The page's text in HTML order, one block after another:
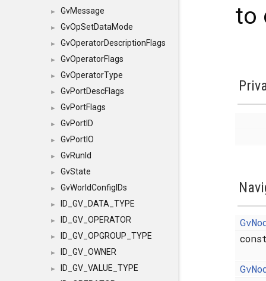
► GvMessage
► GvOpSetDataMode
► GvOperatorDescriptionFlags
► GvOperatorFlags
► GvOperatorType
► GvPortDescFlags
► GvPortFlags
► GvPortID
► GvPortIO
► GvRunId
► GvState
► GvWorldConfigIDs
► ID_GV_DATA_TYPE
► ID_GV_OPERATOR
► ID_GV_OPGROUP_TYPE
► ID_GV_OWNER
►
ID_GV_VALUE_TYPE
to